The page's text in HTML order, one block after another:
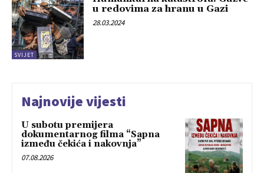
SVIJET
u redovima za hranu u Gazi
28.03.2024
Najnovije vijesti
U subotu premijera
dokumentarnog filma “Sapna
između čekića i nakovnja”
07.08.2026